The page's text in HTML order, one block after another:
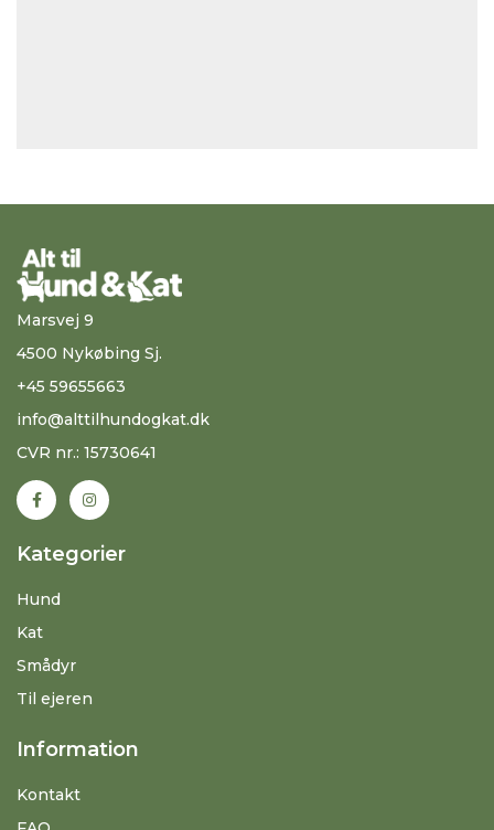
Marsvej 9
4500 Nykøbing Sj.
+45 59655663
info@alttilhundogkat.dk
CVR nr.: 15730641
Kategorier
Hund
Kat
Smådyr
Til ejeren
Information
Kontakt